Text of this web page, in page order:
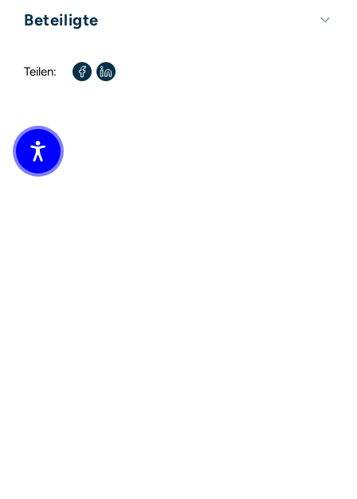
Beteiligte
Autor / Autorin:
Teilen: